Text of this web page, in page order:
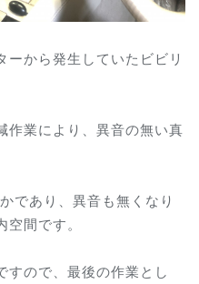
から発生していたビビリ
作業により、異音の無い真
であり、異音も無くなり
間です。
すので、最後の作業とし